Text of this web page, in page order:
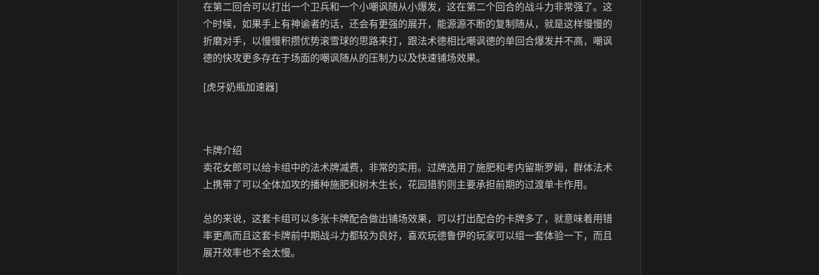
在第二回合可以打出一个卫兵和一个小嘲讽随从小爆发，这在第二个回合的战斗力非常强了。这
个时候，如果手上有神谕者的话，还会有更强的展开，能源源不断的复制随从，就是这样慢慢的
折磨对手，以慢慢积攒优势滚雪球的思路来打，跟法术德相比嘲讽德的单回合爆发并不高，嘲讽
德的快攻更多存在于场面的嘲讽随从的压制力以及快速铺场效果。
[虎牙奶瓶加速器]
卡牌介绍
卖花女郎可以给卡组中的法术牌减费，非常的实用。过牌选用了施肥和考内留斯罗姆，群体法术
上携带了可以全体加攻的播种施肥和树木生长，花园猎豹则主要承担前期的过渡单卡作用。
总的来说，这套卡组可以多张卡牌配合做出铺场效果，可以打出配合的卡牌多了，就意味着用错
率更高而且这套卡牌前中期战斗力都较为良好，喜欢玩德鲁伊的玩家可以组一套体验一下，而且
展开效率也不会太慢。